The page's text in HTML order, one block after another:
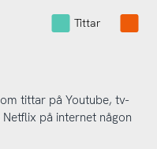
Tittar
tittar på Youtube, tv-
på internet någon